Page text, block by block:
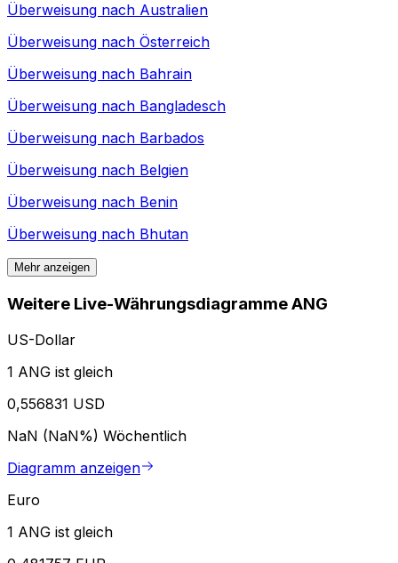
Überweisung nach Australien
Überweisung nach Österreich
Überweisung nach Bahrain
Überweisung nach Bangladesch
Überweisung nach Barbados
Überweisung nach Belgien
Überweisung nach Benin
Überweisung nach Bhutan
Mehr anzeigen
Weitere Live-Währungsdiagramme ANG
US-Dollar
1 ANG ist gleich
0,556831 USD
NaN (NaN%) Wöchentlich
Diagramm anzeigen
Euro
1 ANG ist gleich